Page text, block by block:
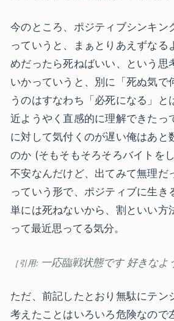
今のところ、ポジティブシンキン
っていうと、まぁとりあえずなる
めだったら死ねばいい、という思
いかっていうと、別に「死ぬ気で
うのはすなわち「必死になる」と
近ようやく直感的に理解できたっ
に対して気付くのが遅い俺はあと
のか (そもそもそろそろバイトを
不安なんだけど、出てみて無理だ
っていう形で、ポジティブに生き
単には死ねないから、割といい方
って最近思ってる気分。
一応臨戦状態です 好きなよ
ただ、前記したとおり無駄にテン
考えたことはいろいろ危険なので